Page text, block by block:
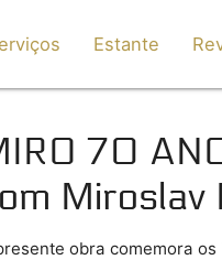
Estante
70
Miroslav
obra comemora